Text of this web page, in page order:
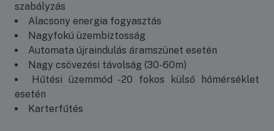
szabályzás
Alacsony energia fogyasztás
Nagyfokú üzembiztosság
Automata újraindulás áramszünet esetén
Nagy csövezési távolság (30-60m)
Hűtési üzemmód -20 fokos külső hőmérséklet
esetén
Karterfűtés